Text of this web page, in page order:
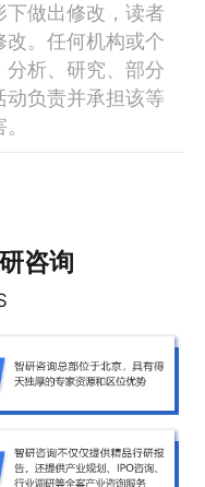
做出修改，读者
。任何机构或个
分析、研究、部分
负责并承担该等
咨询